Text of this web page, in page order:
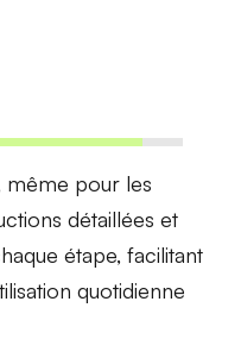
même pour les
détaillées et
étape, facilitant
quotidienne